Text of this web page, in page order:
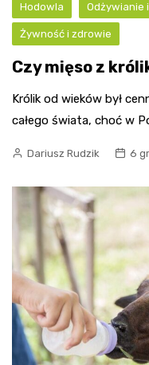
Hodowla Odżywianie
Żywność i zdrowie
Czy mięso z
Królik od wieków był
całego świata, choć w
Dariusz Rudzik 6